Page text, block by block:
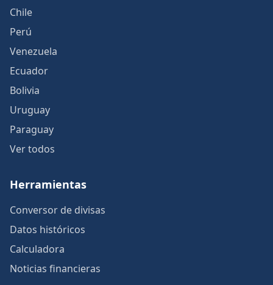
Chile
Perú
Venezuela
Ecuador
Bolivia
Uruguay
Paraguay
Ver todos
Herramientas
Conversor de divisas
Datos históricos
Calculadora
Noticias financieras